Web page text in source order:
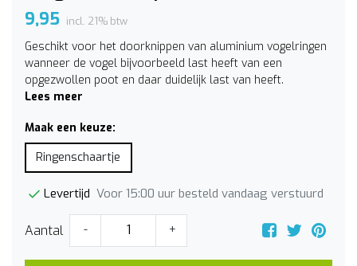
9,95 incl. 21% btw
Geschikt voor het doorknippen van aluminium vogelringen
wanneer de vogel bijvoorbeeld last heeft van een
opgezwollen poot en daar duidelijk last van heeft.
Lees meer
Maak een keuze:
Ringenschaartje
Levertijd Voor 15:00 uur besteld vandaag verstuurd
Aantal - +